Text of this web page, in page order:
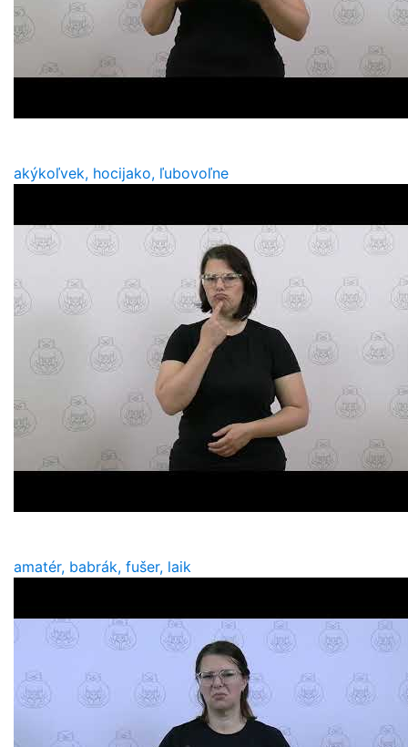
akýkoľvek, hocijako, ľubovoľne
amatér, babrák, fušer, laik